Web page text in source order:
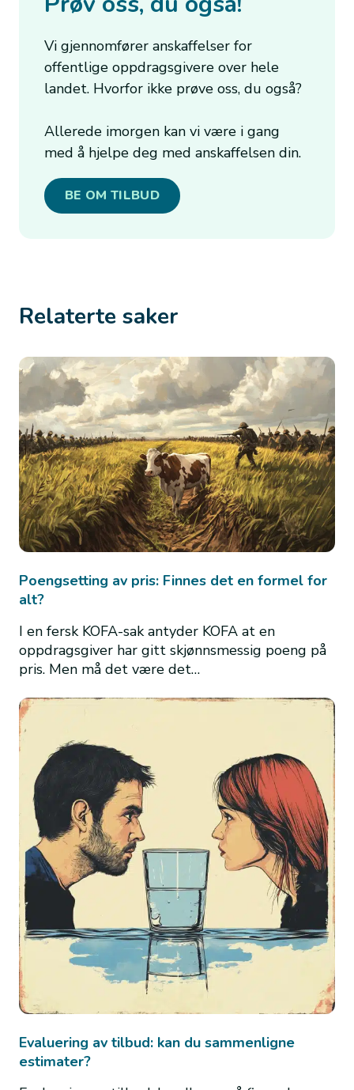
Vi gjennomfører anskaffelser for
offentlige oppdragsgivere over hele
landet. Hvorfor ikke prøve oss, du også?
Allerede imorgen kan vi være i gang
med å hjelpe deg med anskaffelsen din.
BE OM TILBUD
Relaterte saker
Poengsetting av pris: Finnes det en formel for
alt?
I en fersk KOFA-sak antyder KOFA at en
oppdragsgiver har gitt skjønnsmessig poeng på
pris. Men må det være det…
Evaluering av tilbud: kan du sammenligne
estimater?